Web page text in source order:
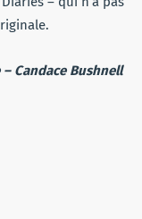
– Candace Bushnell